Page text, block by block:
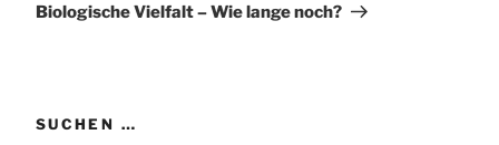
Biologische Vielfalt – Wie lange noch?
SUCHEN …